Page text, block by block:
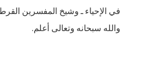
في الإحياء ـ وشيخ المفسرين
والله سبحانه وتعالى أعلم.